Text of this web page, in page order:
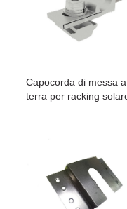
Capocorda di messa a
terra per racking